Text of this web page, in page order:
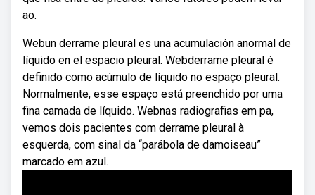
ao.
Webun derrame pleural es una acumulación anormal de
líquido en el espacio pleural. Webderrame pleural é
definido como acúmulo de líquido no espaço pleural.
Normalmente, esse espaço está preenchido por uma
fina camada de líquido. Webnas radiografias em pa,
vemos dois pacientes com derrame pleural à
esquerda, com sinal da “parábola de damoiseau”
marcado em azul.